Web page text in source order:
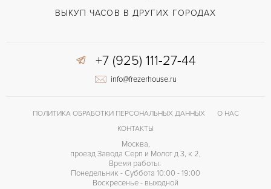
Застежка с помощью шипа
ВЫКУП ЧАСОВ В ДРУГИХ ГОРОДАХ
+7 (925) 111-27-44
info@frezerhouse.ru
ПОЛИТИКА ОБРАБОТКИ ПЕРСОНАЛЬНЫХ ДАННЫХ
О НАС
КОНТАКТЫ
Москва,
проезд Завода Серп и Молот д 3, к 2,
Время работы:
Понедельник - Суббота 10:00 - 19:00
Воскресенье - выходной